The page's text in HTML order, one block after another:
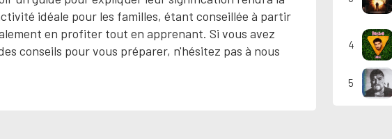
idéale pour les familles, étant conseillée à partir
en profiter tout en apprenant. Si vous avez
conseils pour vous préparer, n'hésitez pas à nous
4
5